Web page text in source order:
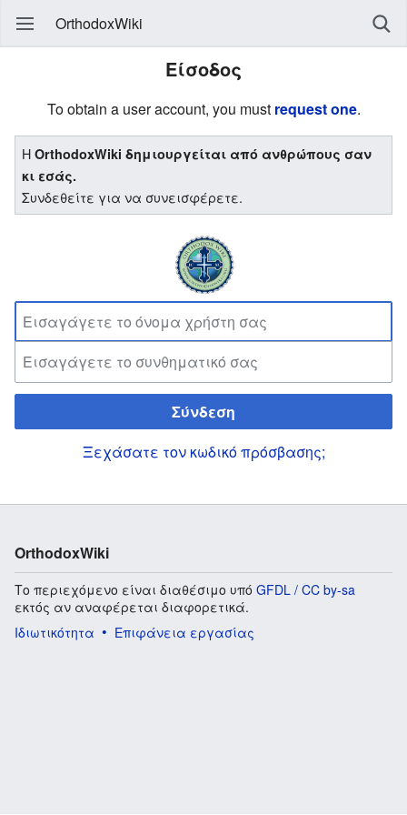
OrthodoxWiki
Είσοδος
To obtain a user account, you must request one.
ΗOrthodoxWiki δημιουργείται από ανθρώπους σαν
κι εσάς.
Συνδεθείτε για να συνεισφέρετε.
Σύνδεση
Ξεχάσατε τον κωδικό πρόσβασης;
OrthodoxWiki
Το περιεχόμενο είναι διαθέσιμο υπό GFDL / CC by-sa
εκτός αν αναφέρεται διαφορετικά.
Ιδιωτικότητα
Επιφάνεια εργασίας